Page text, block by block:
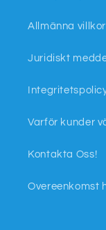
Allmänna villkor
Juridiskt
Varför kunder
Kontakta Oss!
Overeenkomst